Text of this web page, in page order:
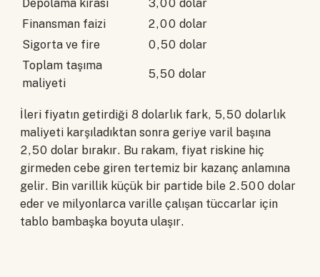
Depolama kirası
3,00 dolar
Finansman faizi
2,00 dolar
Sigorta ve fire
0,50 dolar
Toplam taşıma
maliyeti
5,50 dolar
İleri fiyatın getirdiği 8 dolarlık fark, 5,50 dolarlık
maliyeti karşıladıktan sonra geriye varil başına
2,50 dolar bırakır. Bu rakam, fiyat riskine hiç
girmeden cebe giren tertemiz bir kazanç anlamına
gelir. Bin varillik küçük bir partide bile 2.500 dolar
eder ve milyonlarca varille çalışan tüccarlar için
tablo bambaşka boyuta ulaşır.